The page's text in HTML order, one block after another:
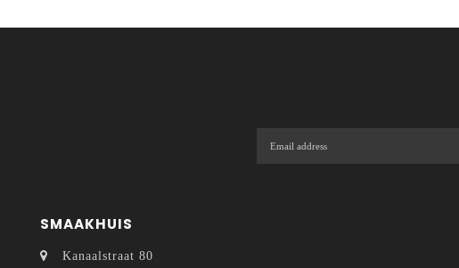
SMAAKHUIS
Kanaalstraat 80